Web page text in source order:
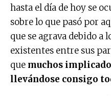
hasta el día de hoy se
sobre lo que pasó por
que se agrava debido a
existentes entre sus
que muchos
llevándose consigo